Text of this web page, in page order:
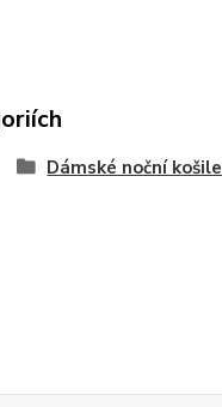
Dámské noční košile